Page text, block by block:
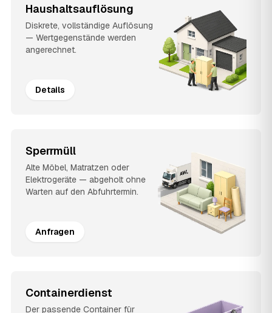
Haushaltsauflösung
Diskrete, vollständige Auflösung
— Wertgegenstände werden
angerechnet.
Details
Sperrmüll
Alte Möbel, Matratzen oder
Elektrogeräte — abgeholt ohne
Warten auf den Abfuhrtermin.
Anfragen
Containerdienst
Der passende Container für